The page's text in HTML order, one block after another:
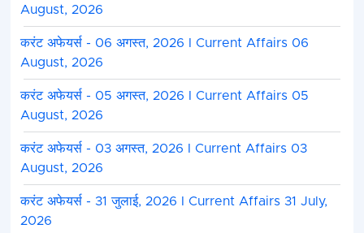
August, 2026
करंट अफेयर्स - 06 अगस्त, 2026 I Current Affairs 06
August, 2026
करंट अफेयर्स - 05 अगस्त, 2026 I Current Affairs 05
August, 2026
करंट अफेयर्स - 03 अगस्त, 2026 I Current Affairs 03
August, 2026
करंट अफेयर्स - 31 जुलाई, 2026 I Current Affairs 31 July,
2026